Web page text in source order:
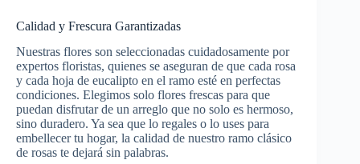
Calidad y Frescura Garantizadas
Nuestras flores son seleccionadas cuidadosamente por
expertos floristas, quienes se aseguran de que cada rosa
y cada hoja de eucalipto en el ramo esté en perfectas
condiciones. Elegimos solo flores frescas para que
puedan disfrutar de un arreglo que no solo es hermoso,
sino duradero. Ya sea que lo regales o lo uses para
embellecer tu hogar, la calidad de nuestro ramo clásico
de rosas te dejará sin palabras.